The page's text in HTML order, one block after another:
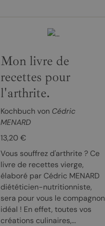
Mon livre de
recettes pour
l'arthrite.
Kochbuch von Cédric
MENARD
13,20 €
Vous souffrez d'arthrite ? Ce
livre de recettes vierge,
élaboré par Cédric MENARD
diététicien-nutritionniste,
sera pour vous le compagnon
idéal ! En effet, toutes vos
créations culinaires,...